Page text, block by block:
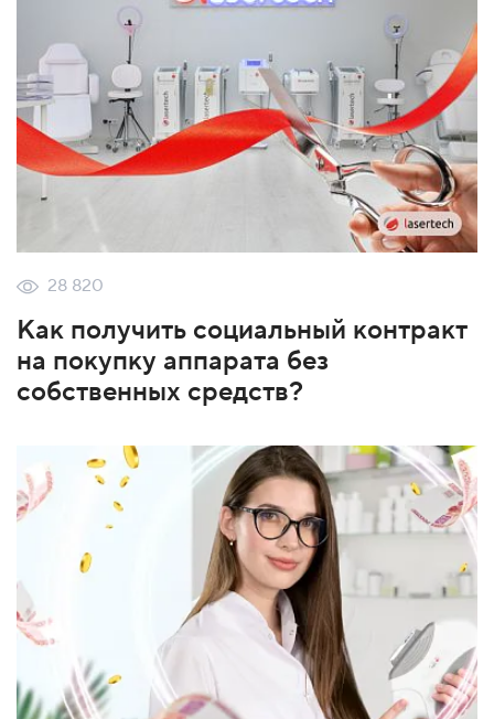
28 820
Как получить социальный контракт
на покупку аппарата без
собственных средств?